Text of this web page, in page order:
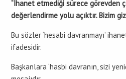
“İhanet etmediği sürece görevden
değerlendirme yolu açıktır. Bizim
Bu sözler ‘hesabi davranmayı’
ifadesidir.
Başkanlara ‘hasbi davranın, sizi